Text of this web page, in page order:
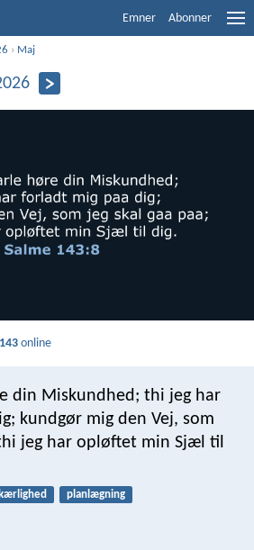
Emner Abonner
› Maj
online
din Miskundhed; thi jeg har
kundgør mig den Vej, som
jeg har opløftet min Sjæl til
kærlighed planlægning